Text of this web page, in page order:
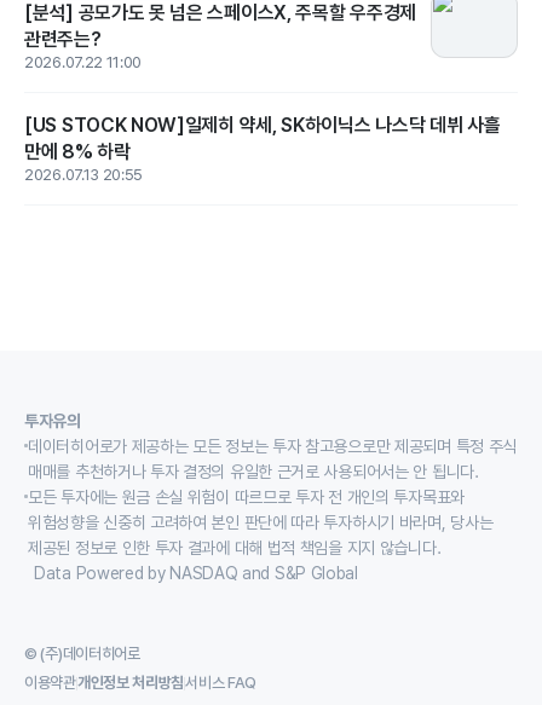
[분석] 공모가도 못 넘은 스페이스X, 주목할 우주경제
관련주는?
2026.07.22 11:00
[US STOCK NOW]일제히 약세, SK하이닉스 나스닥 데뷔 사흘
만에 8% 하락
2026.07.13 20:55
투자유의
데이터히어로가 제공하는 모든 정보는 투자 참고용으로만 제공되며 특정 주식
매매를 추천하거나 투자 결정의 유일한 근거로 사용되어서는 안 됩니다.
모든 투자에는 원금 손실 위험이 따르므로 투자 전 개인의 투자목표와
위험성향을 신중히 고려하여 본인 판단에 따라 투자하시기 바라며, 당사는
제공된 정보로 인한 투자 결과에 대해 법적 책임을 지지 않습니다.
Data Powered by NASDAQ and S&P Global
© (주)데이터히어로
이용약관개인정보 처리방침서비스 FAQ